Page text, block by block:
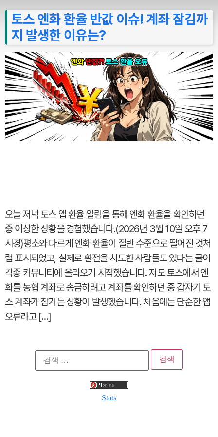
토스 엔화 환율 반값 이슈! 계좌 잠김까
지 발생한 이유는?
오늘 저녁 토스 앱 환율 알림을 통해 엔화 환율을 확인하던
중 이상한 상황을 경험했습니다.(2026년 3월 10일 오후 7
시경)평소와 다르게 엔화 환율이 절반 수준으로 떨어진 것처
럼 표시되었고, 실제로 환전을 시도한 사람들도 있다는 글이
각종 커뮤니티에 올라오기 시작했습니다. 저도 토스에서 엔
화를 농협 계좌로 송금하려고 계좌를 확인하던 중 갑자기 토
스 계좌가 잠기는 상황이 발생했습니다. 처음에는 단순한 앱
오류라고 […]
검
색:
Stats